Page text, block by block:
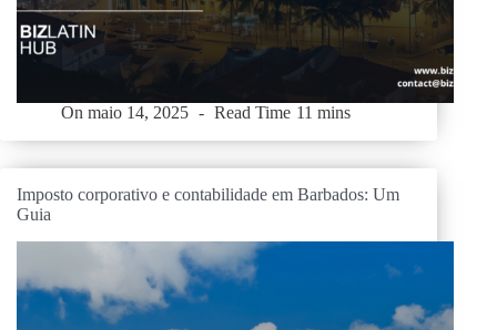
On maio 14, 2025 Read Time 11 mins
Imposto corporativo e contabilidade em Barbados: Um
Guia